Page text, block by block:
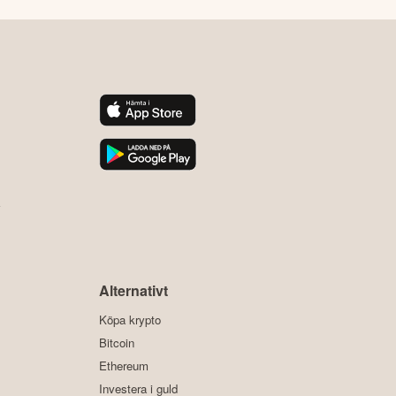
Alternativt
Köpa krypto
Bitcoin
Ethereum
Investera i guld